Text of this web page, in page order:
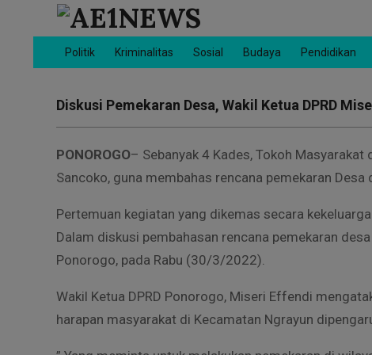
AE1NEWS
Primary
Menu
Politik Kriminalitas Sosial Budaya Pendidikan
Diskusi Pemekaran Desa, Wakil Ketua DPRD
PONOROGO– Sebanyak 4 Kades, Tokoh
Sancoko, guna membahas rencana pemekaran Desa
Pertemuan kegiatan yang dikemas secara
Dalam diskusi pembahasan rencana pemekaran
Ponorogo, pada Rabu (30/3/2022).
Wakil Ketua DPRD Ponorogo, Miseri Effendi
harapan masyarakat di Kecamatan Ngrayun